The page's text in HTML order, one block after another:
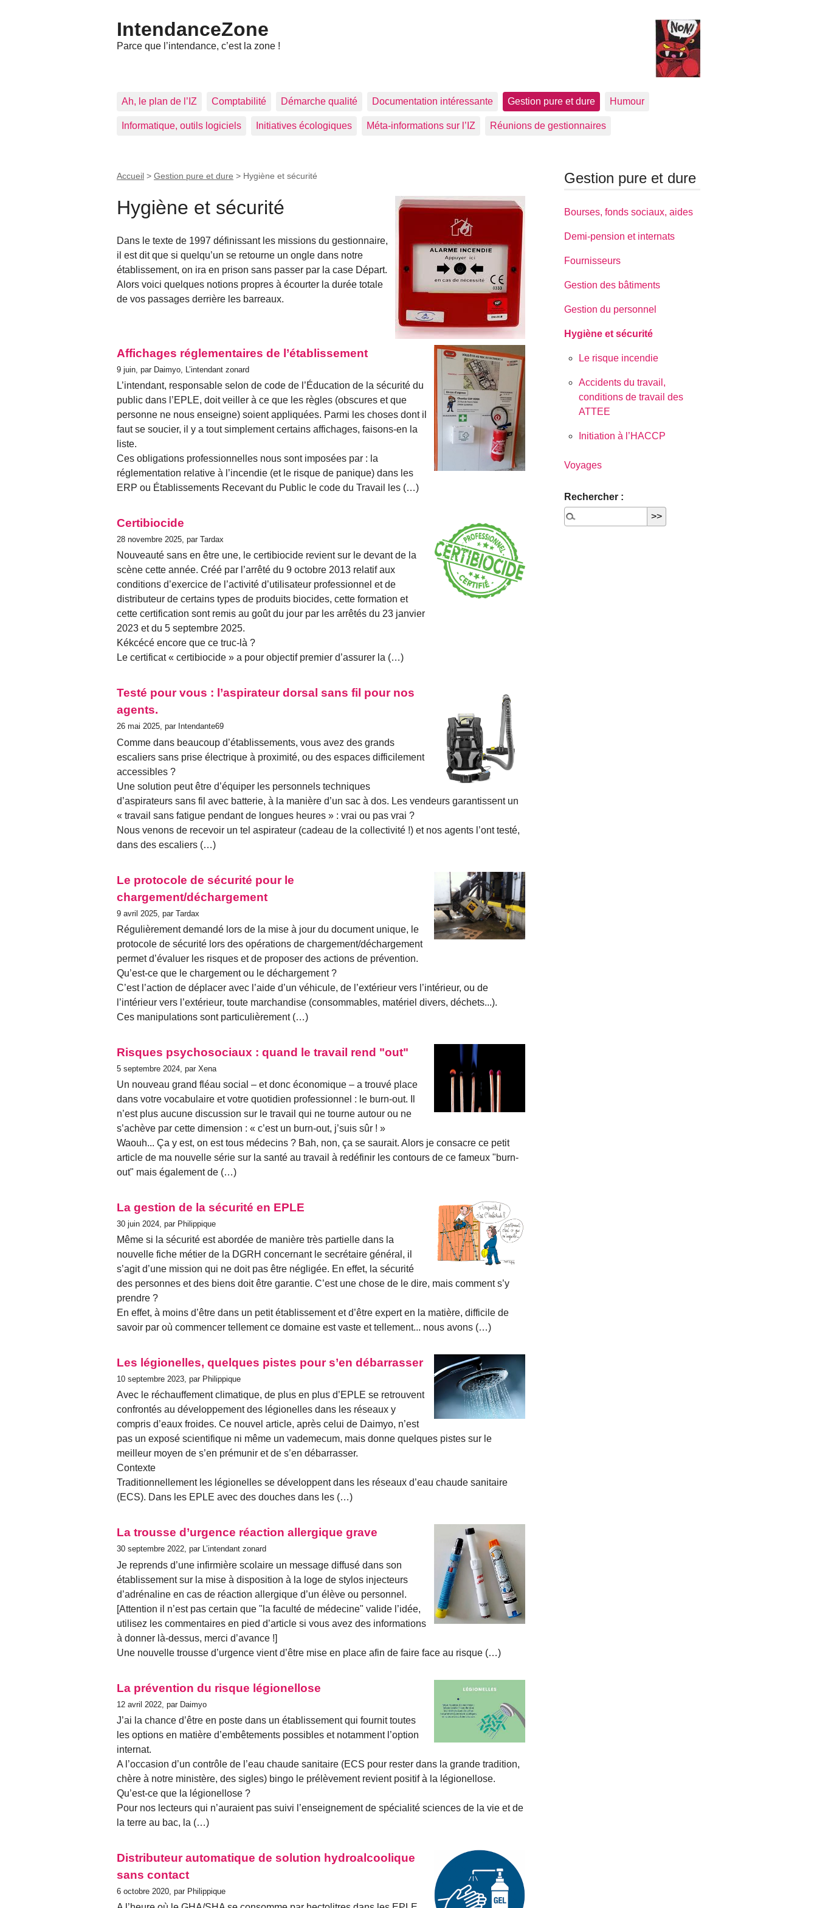
IntendanceZone
Parce que l’intendance, c’est la zone !
Ah, le plan de l’IZ Comptabilité Démarche qualité Documentation intéressante Gestion pure et dure Humour
Informatique, outils logiciels Initiatives écologiques Méta-informations sur l’IZ Réunions de gestionnaires
Accueil > Gestion pure et dure > Hygiène et sécurité
Hygiène et sécurité
Dans le texte de 1997 définissant les missions du gestionnaire,
il est dit que si quelqu’un se retourne un ongle dans notre
établissement, on ira en prison sans passer par la case Départ.
Alors voici quelques notions propres à écourter la durée totale
de vos passages derrière les barreaux.
Affichages réglementaires de l’établissement
9 juin, par Daimyo, L’intendant zonard
L’intendant, responsable selon de code de l’Éducation de la sécurité du
public dans l’EPLE, doit veiller à ce que les règles (obscures et que
personne ne nous enseigne) soient appliquées. Parmi les choses dont il
faut se soucier, il y a tout simplement certains affichages, faisons-en la
liste.
Ces obligations professionnelles nous sont imposées par : la
réglementation relative à l’incendie (et le risque de panique) dans les
ERP ou Établissements Recevant du Public le code du Travail les (…)
Certibiocide
28 novembre 2025, par Tardax
Nouveauté sans en être une, le certibiocide revient sur le devant de la
scène cette année. Créé par l’arrêté du 9 octobre 2013 relatif aux
conditions d’exercice de l’activité d’utilisateur professionnel et de
distributeur de certains types de produits biocides, cette formation et
cette certification sont remis au goût du jour par les arrêtés du 23 janvier
2023 et du 5 septembre 2025.
Kékcécé encore que ce truc-là ?
Le certificat « certibiocide » a pour objectif premier d’assurer la (…)
Testé pour vous : l’aspirateur dorsal sans fil pour nos
agents.
26 mai 2025, par Intendante69
Comme dans beaucoup d’établissements, vous avez des grands
escaliers sans prise électrique à proximité, ou des espaces difficilement
accessibles ?
Une solution peut être d’équiper les personnels techniques
d’aspirateurs sans fil avec batterie, à la manière d’un sac à dos. Les vendeurs garantissent un
« travail sans fatigue pendant de longues heures » : vrai ou pas vrai ?
Nous venons de recevoir un tel aspirateur (cadeau de la collectivité !) et nos agents l’ont testé,
dans des escaliers (…)
Le protocole de sécurité pour le
chargement/déchargement
9 avril 2025, par Tardax
Régulièrement demandé lors de la mise à jour du document unique, le
protocole de sécurité lors des opérations de chargement/déchargement
permet d’évaluer les risques et de proposer des actions de prévention.
Qu’est-ce que le chargement ou le déchargement ?
C’est l’action de déplacer avec l’aide d’un véhicule, de l’extérieur vers l’intérieur, ou de
l’intérieur vers l’extérieur, toute marchandise (consommables, matériel divers, déchets...).
Ces manipulations sont particulièrement (…)
Risques psychosociaux : quand le travail rend "out"
5 septembre 2024, par Xena
Un nouveau grand fléau social – et donc économique – a trouvé place
dans votre vocabulaire et votre quotidien professionnel : le burn-out. Il
n’est plus aucune discussion sur le travail qui ne tourne autour ou ne
s’achève par cette dimension : « c’est un burn-out, j’suis sûr ! »
Waouh... Ça y est, on est tous médecins ? Bah, non, ça se saurait. Alors je consacre ce petit
article de ma nouvelle série sur la santé au travail à redéfinir les contours de ce fameux "burn-
out" mais également de (…)
La gestion de la sécurité en EPLE
30 juin 2024, par Philippique
Même si la sécurité est abordée de manière très partielle dans la
nouvelle fiche métier de la DGRH concernant le secrétaire général, il
s’agit d’une mission qui ne doit pas être négligée. En effet, la sécurité
des personnes et des biens doit être garantie. C’est une chose de le dire, mais comment s’y
prendre ?
En effet, à moins d’être dans un petit établissement et d’être expert en la matière, difficile de
savoir par où commencer tellement ce domaine est vaste et tellement... nous avons (…)
Les légionelles, quelques pistes pour s’en débarrasser
10 septembre 2023, par Philippique
Avec le réchauffement climatique, de plus en plus d’EPLE se retrouvent
confrontés au développement des légionelles dans les réseaux y
compris d’eaux froides. Ce nouvel article, après celui de Daimyo, n’est
pas un exposé scientifique ni même un vademecum, mais donne quelques pistes sur le
meilleur moyen de s’en prémunir et de s’en débarrasser.
Contexte
Traditionnellement les légionelles se développent dans les réseaux d’eau chaude sanitaire
(ECS). Dans les EPLE avec des douches dans les (…)
La trousse d’urgence réaction allergique grave
30 septembre 2022, par L’intendant zonard
Je reprends d’une infirmière scolaire un message diffusé dans son
établissement sur la mise à disposition à la loge de stylos injecteurs
d’adrénaline en cas de réaction allergique d’un élève ou personnel.
[Attention il n’est pas certain que "la faculté de médecine" valide l’idée,
utilisez les commentaires en pied d’article si vous avez des informations
à donner là-dessus, merci d’avance !]
​Une nouvelle trousse d’urgence vient d’être mise en place afin de faire face au risque (…)
La prévention du risque légionellose
12 avril 2022, par Daimyo
J’ai la chance d’être en poste dans un établissement qui fournit toutes
les options en matière d’embêtements possibles et notamment l’option
internat.
A l’occasion d’un contrôle de l’eau chaude sanitaire (ECS pour rester dans la grande tradition,
chère à notre ministère, des sigles) bingo le prélèvement revient positif à la légionellose.
Qu’est-ce que la légionellose ?
Pour nos lecteurs qui n’auraient pas suivi l’enseignement de spécialité sciences de la vie et de
la terre au bac, la (…)
Distributeur automatique de solution hydroalcoolique
sans contact
6 octobre 2020, par Philippique
Gestion pure et dure
Bourses, fonds sociaux, aides
Demi-pension et internats
Fournisseurs
Gestion des bâtiments
Gestion du personnel
Hygiène et sécurité
Le risque incendie
Accidents du travail,
conditions de travail des
ATTEE
Initiation à l’HACCP
Voyages
Rechercher :